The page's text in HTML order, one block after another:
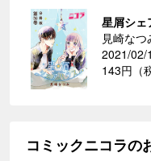
星屑シェ
見崎な
2021/02/
143円（
コミックニコラの